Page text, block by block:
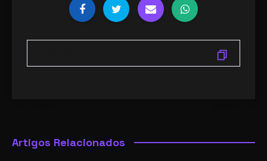
Artigos Relacionados